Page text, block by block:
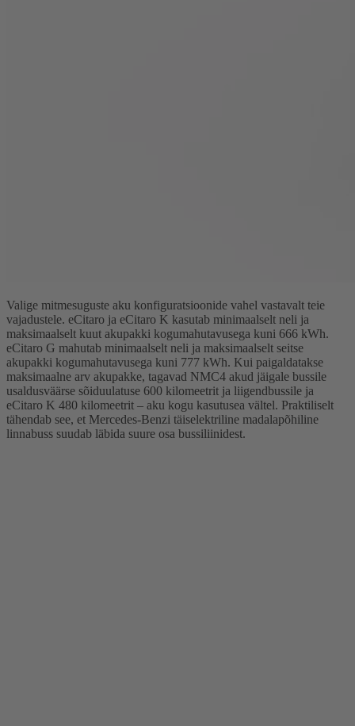
Valige mitmesuguste aku konfiguratsioonide vahel vastavalt teie
vajadustele. eCitaro ja eCitaro K kasutab minimaalselt neli ja
maksimaalselt kuut akupakki kogumahutavusega kuni 666 kWh.
eCitaro G mahutab minimaalselt neli ja maksimaalselt seitse
akupakki kogumahutavusega kuni 777 kWh. Kui paigaldatakse
maksimaalne arv akupakke, tagavad NMC4 akud jäigale bussile
usaldusväärse sõiduulatuse 600 kilomeetrit ja liigendbussile ja
eCitaro K 480 kilomeetrit – aku kogu kasutusea vältel. Praktiliselt
tähendab see, et Mercedes-Benzi täiselektriline madalapõhiline
linnabuss suudab läbida suure osa bussiliinidest.